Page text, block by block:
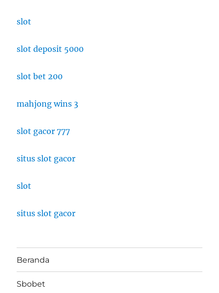
slot
slot deposit 5000
slot bet 200
mahjong wins 3
slot gacor 777
situs slot gacor
slot
situs slot gacor
Beranda
Sbobet